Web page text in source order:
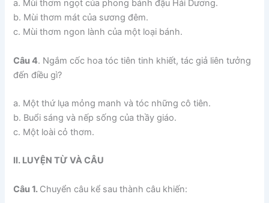
a. Mùi thơm ngọt của phong bánh đậu Hải Dương.
b. Mùi thơm mát của sương đêm.
c. Mùi thơm ngon lành của một loại bánh.
Câu 4. Ngắm cốc hoa tóc tiên tinh khiết, tác giả liên tưởng
đến điều gì?
a. Một thứ lụa mỏng manh và tóc những cô tiên.
b. Buổi sáng và nếp sống của thầy giáo.
c. Một loài cỏ thơm.
II. LUYỆN TỪ VÀ CÂU
Câu 1. Chuyển câu kể sau thành câu khiến: